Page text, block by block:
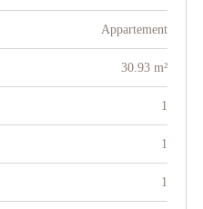
Appartement
30.93 m²
1
1
1